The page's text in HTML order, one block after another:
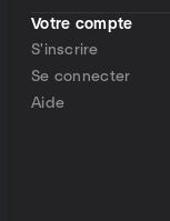
Votre compte
S'inscrire
Se connecter
Aide